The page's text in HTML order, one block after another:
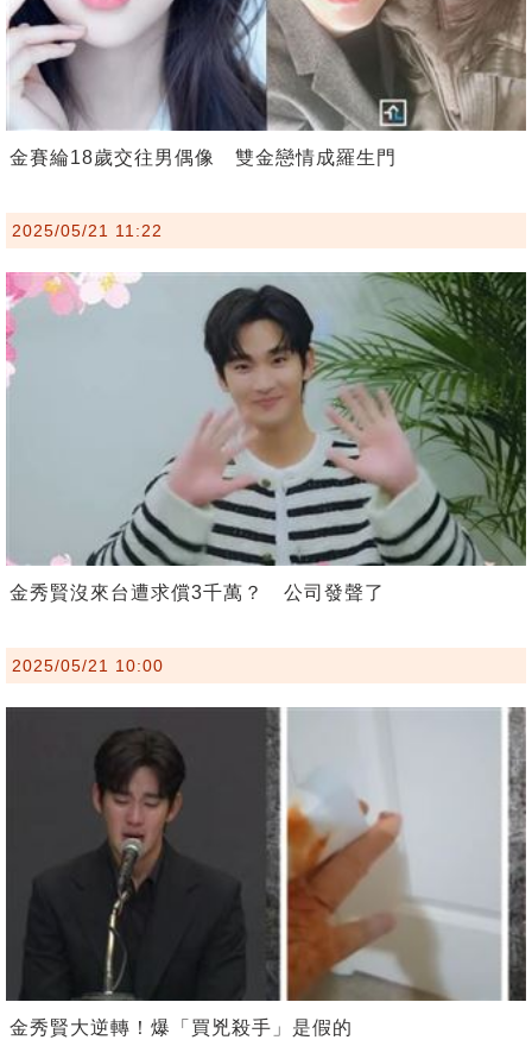
金賽綸18歲交往男偶像 雙金戀情成羅生門
2025/05/21 11:22
金秀賢沒來台遭求償3千萬？ 公司發聲了
2025/05/21 10:00
金秀賢大逆轉！爆「買兇殺手」是假的